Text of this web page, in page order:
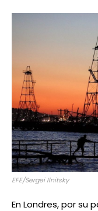
EFE/Sergei Ilnitsky
En Londres, por su